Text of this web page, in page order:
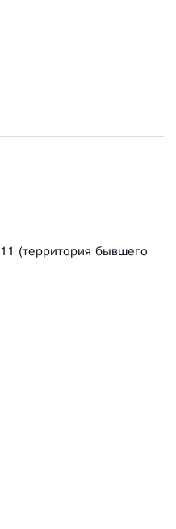
(территория бывшего